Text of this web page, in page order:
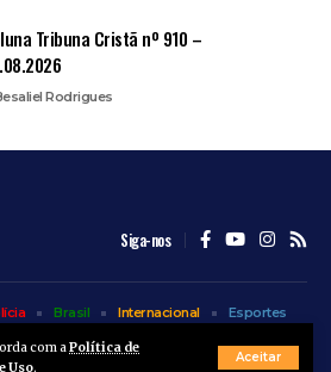
com aPolítica de
Uso.
Aceitar
Tribuna Cristã nº 910 –
Rodrigues
Siga-nos
Brasil Internacional
Esportes
Entretenimento